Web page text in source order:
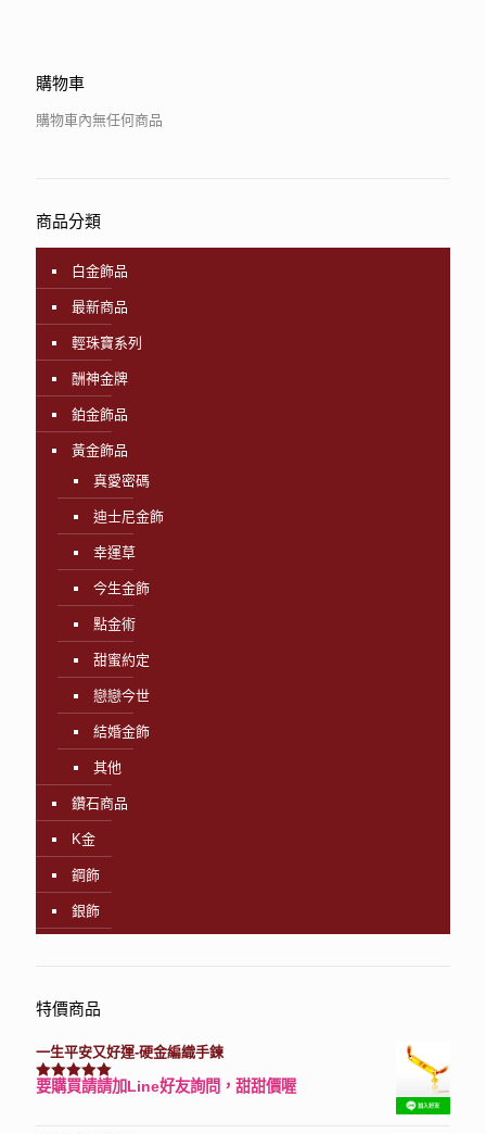
購物車
購物車內無任何商品
商品分類
白金飾品
最新商品
輕珠寶系列
酬神金牌
鉑金飾品
黃金飾品
真愛密碼
迪士尼金飾
幸運草
今生金飾
點金術
甜蜜約定
戀戀今世
結婚金飾
其他
鑽石商品
K金
鋼飾
銀飾
特價商品
一生平安又好運-硬金編織手鍊
評分7740滿分 5
要購買請請加Line好友詢問，甜甜價喔